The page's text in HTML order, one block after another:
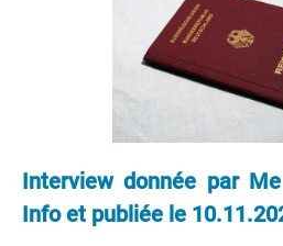
Interview donnée par
Info et publiée le